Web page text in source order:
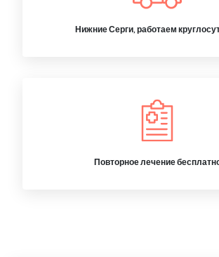
Нижние Серги, работаем
Повторное лечение